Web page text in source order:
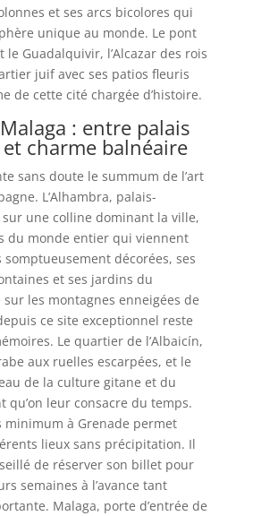
et ses arcs bicolores qui
unique au monde. Le pont
Guadalquivir, l’Alcazar des rois
juif avec ses patios fleuris
de cette cité chargée d’histoire.
: entre palais
charme balnéaire
sans doute le summum de l’art
L’Alhambra, palais-
une colline dominant la ville,
du monde entier qui viennent
décorées, ses
et ses jardins du
sur les montagnes enneigées de
ce site exceptionnel reste
Le quartier de l’Albaicín,
aux ruelles escarpées, et le
de la culture gitane et du
qu’on leur consacre du temps.
minimum à Grenade permet
lieux sans précipitation. Il
de réserver son billet pour
semaines à l’avance tant
Malaga, porte d’entrée de